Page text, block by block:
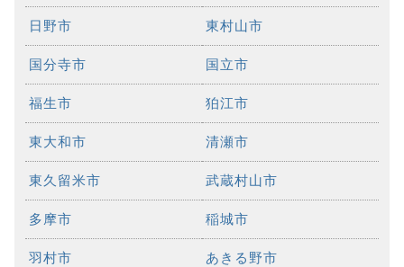
日野市 東村山市
国分寺市 国立市
福生市 狛江市
東大和市 清瀬市
東久留米市 武蔵村山市
多摩市 稲城市
羽村市 あきる野市